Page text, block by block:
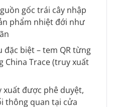
gốc trái cây nhập
phẩm nhiệt đới như
đặc biệt – tem QR từng
China Trace (truy xuất
xuất được phê duyệt,
thông quan tại cửa